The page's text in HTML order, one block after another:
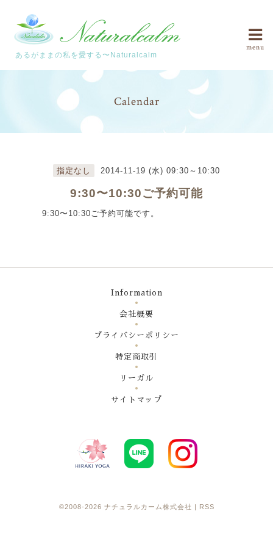
あるがままの私を愛する〜Naturalcalm
menu
Calendar
指定なし 2014-11-19 (水) 09:30～10:30
9:30〜10:30ご予約可能
9:30〜10:30ご予約可能です。
Information
会社概要
プライバシーポリシー
特定商取引
リーガル
サイトマップ
©2008-2026 ナチュラルカーム株式会社 RSS